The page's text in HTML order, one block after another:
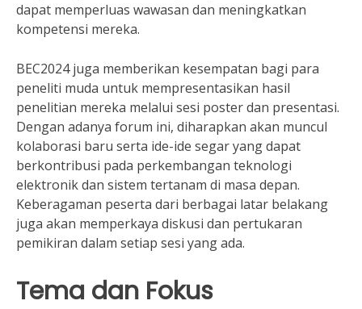
dapat memperluas wawasan dan meningkatkan
kompetensi mereka.
BEC2024 juga memberikan kesempatan bagi para
peneliti muda untuk mempresentasikan hasil
penelitian mereka melalui sesi poster dan presentasi.
Dengan adanya forum ini, diharapkan akan muncul
kolaborasi baru serta ide-ide segar yang dapat
berkontribusi pada perkembangan teknologi
elektronik dan sistem tertanam di masa depan.
Keberagaman peserta dari berbagai latar belakang
juga akan memperkaya diskusi dan pertukaran
pemikiran dalam setiap sesi yang ada.
Tema dan Fokus